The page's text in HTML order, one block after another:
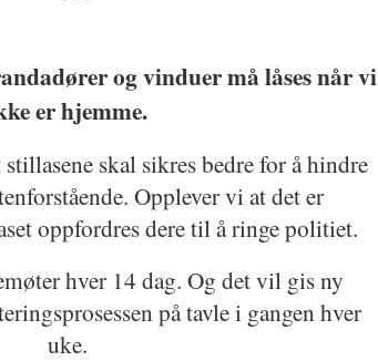
og vinduer må låses når vi
er hjemme.
skal sikres bedre for å hindre
Opplever vi at det er
oppfordres dere til å ringe politiet.
hver 14 dag. Og det vil gis ny
på tavle i gangen hver
uke.